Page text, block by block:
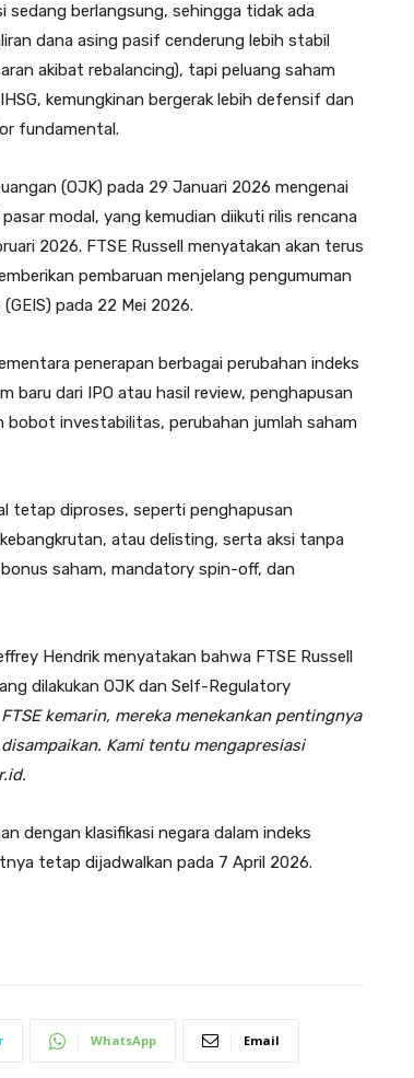
sedang berlangsung, sehingga tidak ada
dana asing pasif cenderung lebih stabil
akibat rebalancing), tapi peluang saham
kemungkinan bergerak lebih defensif dan
fundamental.
(OJK) pada 29 Januari 2026 mengenai
modal, yang kemudian diikuti rilis rencana
2026. FTSE Russell menyatakan akan terus
pembaruan menjelang pengumuman
pada 22 Mei 2026.
penerapan berbagai perubahan indeks
baru dari IPO atau hasil review, penghapusan
bobot investabilitas, perubahan jumlah saham
tetap diproses, seperti penghapusan
atau delisting, serta aksi tanpa
saham, mandatory spin-off, dan
Hendrik menyatakan bahwa FTSE Russell
dilakukan OJK dan Self-Regulatory
kemarin, mereka menekankan pentingnya
Kami tentu mengapresiasi
dengan klasifikasi negara dalam indeks
tetap dijadwalkan pada 7 April 2026.
WhatsApp Email